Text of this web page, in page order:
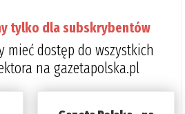
tylko dla subskrybentów
mieć dostęp do wszystkich
na gazetapolska.pl